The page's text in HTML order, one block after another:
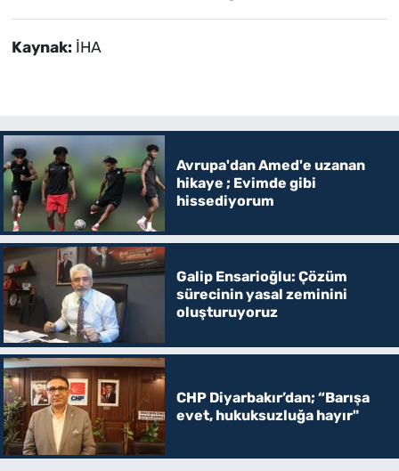
Kaynak: İHA
Avrupa'dan Amed'e uzanan
hikaye ; Evimde gibi
hissediyorum
Galip Ensarioğlu: Çözüm
sürecinin yasal zeminini
oluşturuyoruz
CHP Diyarbakır’dan; “Barışa
evet, hukuksuzluğa hayır"